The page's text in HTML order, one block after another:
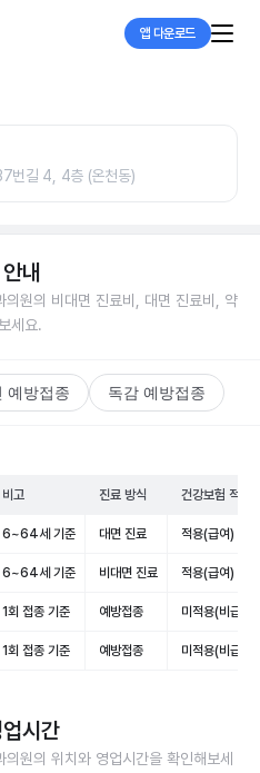
앱 다운로드
번길 4, 4층 (온천동)
내
의원의 비대면 진료비, 대면 진료비, 약
세요.
예방접종 독감 예방접종
비고 진료 방식 건강보험 적용
6~64세 기준 대면 진료 적용(급여)
6~64세 기준 비대면 진료 적용(급여)
1회 접종 기준 예방접종 미적용(비급여)
1회 접종 기준 예방접종 미적용(비급여)
업시간
의원의 위치와 영업시간을 확인해보세